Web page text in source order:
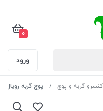
0
ورود
کنسرو گربه و پوچ پوچ گربه رویال